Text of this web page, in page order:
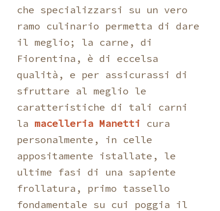
che specializzarsi su un vero
ramo culinario permetta di dare
il meglio; la carne, di
Fiorentina, è di eccelsa
qualità, e per assicurassi di
sfruttare al meglio le
caratteristiche di tali carni
la macelleria Manetti cura
personalmente, in celle
appositamente istallate, le
ultime fasi di una sapiente
frollatura, primo tassello
fondamentale su cui poggia il